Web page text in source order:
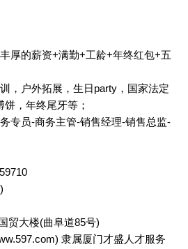
厚的薪资+满勤+工龄+年终红包+五
，户外拓展，生日party，国家法定
，年终尾牙等；
专员-商务主管-销售经理-销售总监-
贸大楼(曲阜道85号)
隶属厦门才盛人才服务